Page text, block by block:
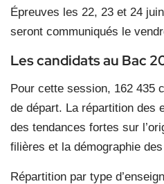
Épreuves les 22, 23 et 24
seront communiqués le
Les candidats au Bac
Pour cette session, 162 435
de départ. La répartition des
des tendances fortes sur
filières et la démographie
Répartition par type